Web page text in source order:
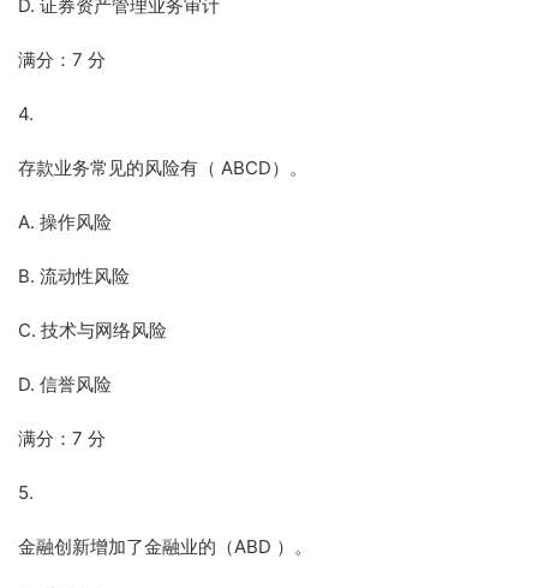
D. 证券资产管理业务审计
满分：7 分
4.
存款业务常见的风险有（ ABCD）。
A. 操作风险
B. 流动性风险
C. 技术与网络风险
D. 信誉风险
满分：7 分
5.
金融创新增加了金融业的（ABD ）。